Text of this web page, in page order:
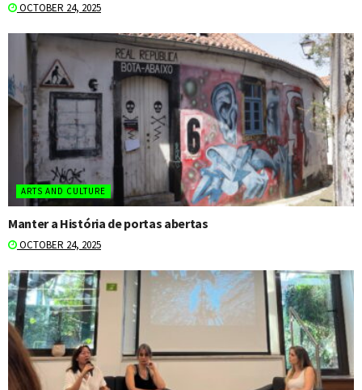
OCTOBER 24, 2025
ARTS AND CULTURE
Manter a História de portas abertas
OCTOBER 24, 2025